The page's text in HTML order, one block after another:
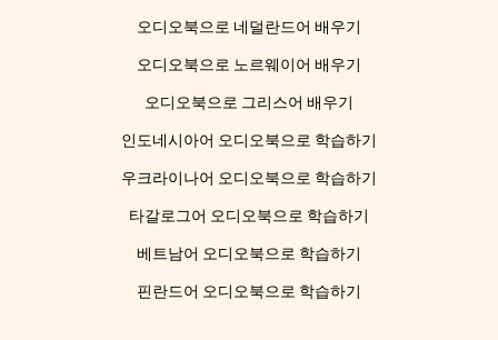
오디오북으로 네덜란드어 배우기
오디오북으로 노르웨이어 배우기
오디오북으로 그리스어 배우기
인도네시아어 오디오북으로 학습하기
우크라이나어 오디오북으로 학습하기
타갈로그어 오디오북으로 학습하기
베트남어 오디오북으로 학습하기
핀란드어 오디오북으로 학습하기